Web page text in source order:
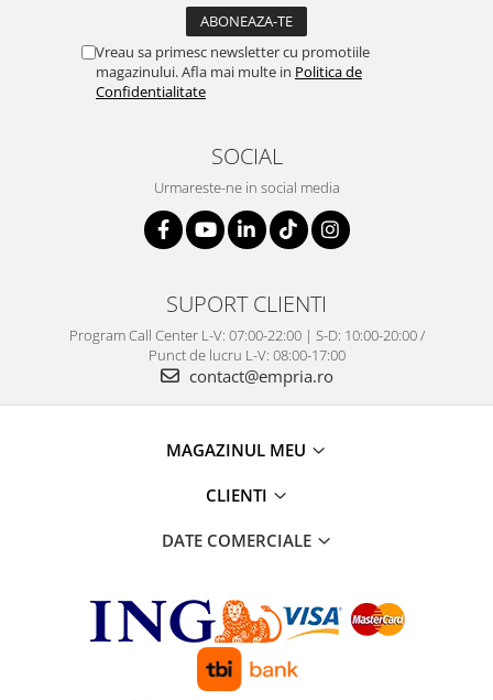
Vreau sa primesc newsletter cu promotiile
magazinului. Afla mai multe in Politica de
Confidentialitate
SOCIAL
Urmareste-ne in social media
SUPORT CLIENTI
Program Call Center L-V: 07:00-22:00 | S-D: 10:00-20:00 /
Punct de lucru L-V: 08:00-17:00
contact@empria.ro
MAGAZINUL MEU
CLIENTI
DATE COMERCIALE